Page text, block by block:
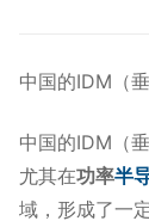
中国的IDM（
中国的IDM（
尤其在功率半
域，形成了一